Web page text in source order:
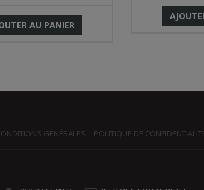
AU PANIER
GÉNÉRALES POLITIQUE DE